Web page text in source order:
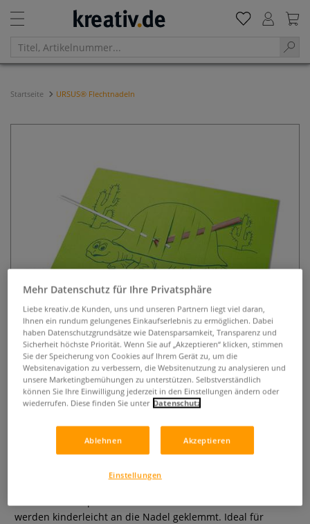
Startseite URSUS® Flechtnadeln
URSUS® Flechtnadeln
werden kinderleicht an die Nadel geklemmt. Ideal für
Mehr Datenschutz für Ihre Privatsphäre
Liebe kreativ.de Kunden, uns und unseren Partnern liegt viel daran,
Ihnen ein rundum gelungenes Einkaufserlebnis zu ermöglichen. Dabei
haben Datenschutzgrundsätze wie Datensparsamkeit, Transparenz und
Sicherheit höchste Priorität. Wenn Sie auf „Akzeptieren“ klicken, stimmen
Sie der Speicherung von Cookies auf Ihrem Gerät zu, um die
Websitenavigation zu verbessern, die Websitenutzung zu analysieren und
unsere Marketingbemühungen zu unterstützen. Selbstverständlich
können Sie Ihre Einwilligung jederzeit in den Einstellungen ändern oder
wiederrufen. Diese finden Sie unter Datenschutz
Ablehnen Akzeptieren
Einstellungen